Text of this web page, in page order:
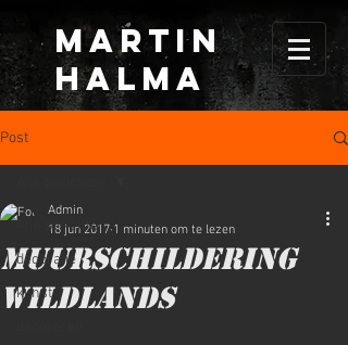
MARTIN
HALma
Post
Alle berichten
decoratie
kunst
Muurschildering
Wildlands
Admin
18 jun 2017 1 minuten om te lezen